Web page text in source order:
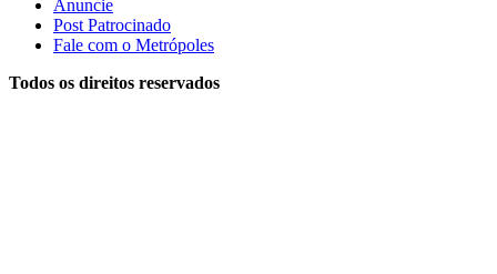
Anuncie
Post Patrocinado
Fale com o Metrópoles
Todos os direitos reservados